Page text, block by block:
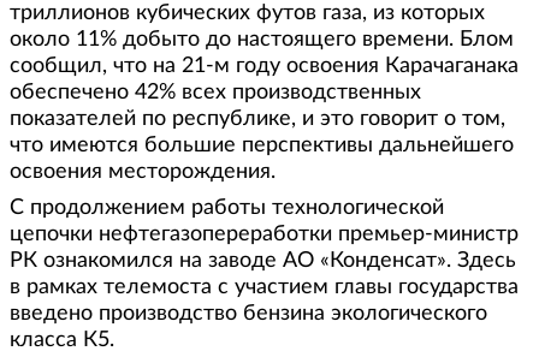
триллионов кубических футов газа, из которых
около 11% добыто до настоящего времени. Блом
сообщил, что на 21-м году освоения Карачаганака
обеспечено 42% всех производственных
показателей по республике, и это говорит о том,
что имеются большие перспективы дальнейшего
освоения месторождения.
С продолжением работы технологической
цепочки нефтегазопереработки премьер-министр
РК ознакомился на заводе АО «Конденсат». Здесь
в рамках телемоста с участием главы государства
введено производство бензина экологического
класса К5.